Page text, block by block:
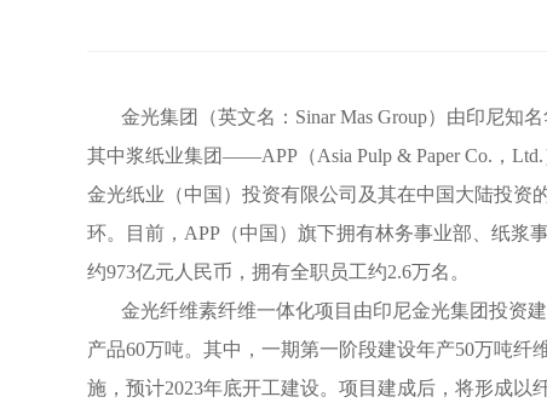
金光集团（英文名：Sinar Mas Group）由印尼知名
其中浆纸业集团——APP（Asia Pulp & Paper Co.，
金光纸业（中国）投资有限公司及其在中国大陆投资
环。目前，APP（中国）旗下拥有林务事业部、纸浆
约973亿元人民币，拥有全职员工约2.6万名。
金光纤维素纤维一体化项目由印尼金光集团投资建
产品60万吨。其中，一期第一阶段建设年产50万吨纤
施，预计2023年底开工建设。项目建成后，将形成